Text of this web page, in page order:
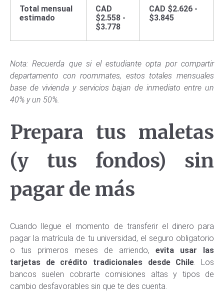
Total mensual
estimado
CAD
$2.558 -
$3.778
CAD $2.626 -
$3.845
Nota: Recuerda que si el estudiante opta por compartir
departamento con roommates, estos totales mensuales
base de vivienda y servicios bajan de inmediato entre un
40% y un 50%.
Prepara tus maletas
(y tus fondos) sin
pagar de más
Cuando llegue el momento de transferir el dinero para
pagar la matrícula de tu universidad, el seguro obligatorio
o tus primeros meses de arriendo, evita usar las
tarjetas de crédito tradicionales desde Chile . Los
bancos suelen cobrarte comisiones altas y tipos de
cambio desfavorables sin que te des cuenta.